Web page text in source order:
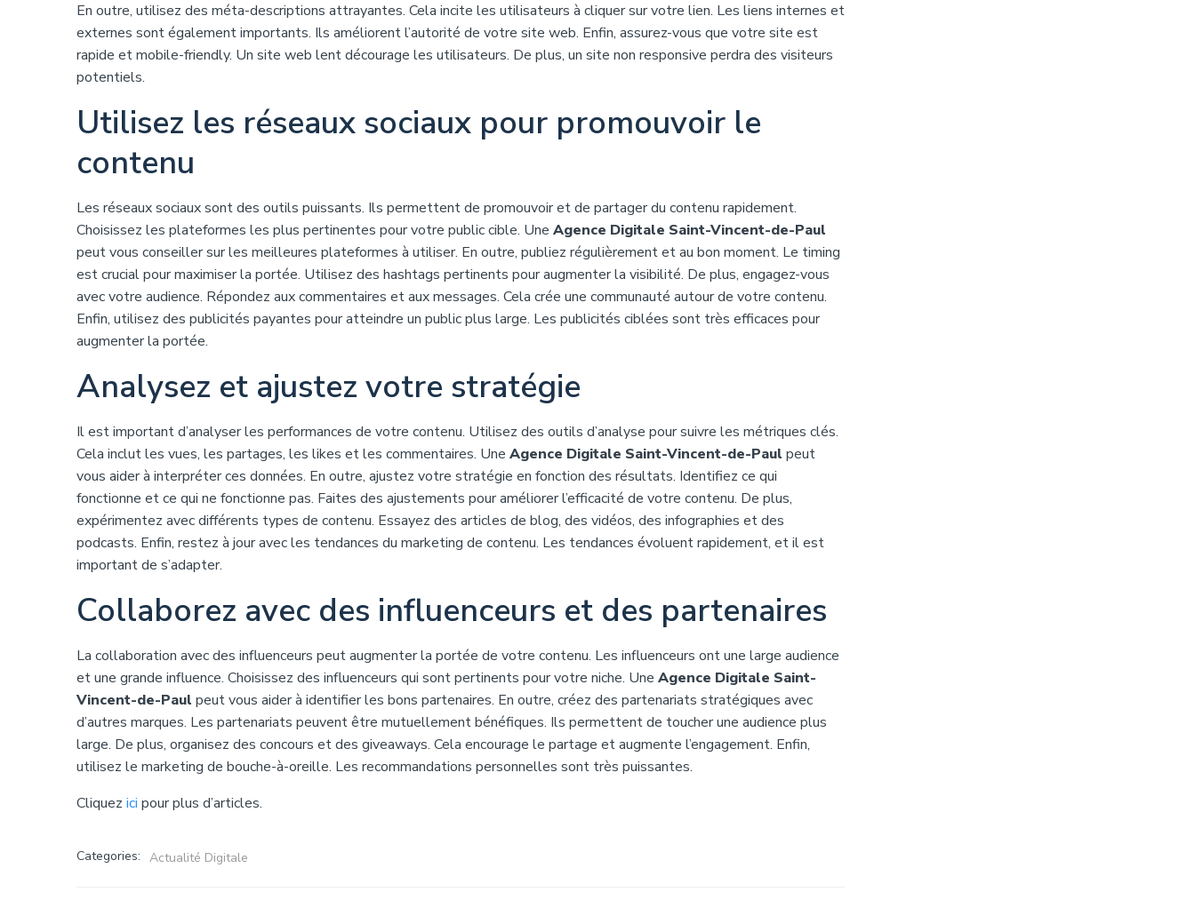
En outre, utilisez des méta-descriptions attrayantes. Cela incite les utilisateurs à cliquer sur votre lien. Les liens internes et
externes sont également importants. Ils améliorent l’autorité de votre site web. Enfin, assurez-vous que votre site est
rapide et mobile-friendly. Un site web lent décourage les utilisateurs. De plus, un site non responsive perdra des visiteurs
potentiels.
Utilisez les réseaux sociaux pour promouvoir le
contenu
Les réseaux sociaux sont des outils puissants. Ils permettent de promouvoir et de partager du contenu rapidement.
Choisissez les plateformes les plus pertinentes pour votre public cible. Une Agence Digitale Saint-Vincent-de-Paul
peut vous conseiller sur les meilleures plateformes à utiliser. En outre, publiez régulièrement et au bon moment. Le timing
est crucial pour maximiser la portée. Utilisez des hashtags pertinents pour augmenter la visibilité. De plus, engagez-vous
avec votre audience. Répondez aux commentaires et aux messages. Cela crée une communauté autour de votre contenu.
Enfin, utilisez des publicités payantes pour atteindre un public plus large. Les publicités ciblées sont très efficaces pour
augmenter la portée.
Analysez et ajustez votre stratégie
Il est important d’analyser les performances de votre contenu. Utilisez des outils d’analyse pour suivre les métriques clés.
Cela inclut les vues, les partages, les likes et les commentaires. Une Agence Digitale Saint-Vincent-de-Paul peut
vous aider à interpréter ces données. En outre, ajustez votre stratégie en fonction des résultats. Identifiez ce qui
fonctionne et ce qui ne fonctionne pas. Faites des ajustements pour améliorer l’efficacité de votre contenu. De plus,
expérimentez avec différents types de contenu. Essayez des articles de blog, des vidéos, des infographies et des
podcasts. Enfin, restez à jour avec les tendances du marketing de contenu. Les tendances évoluent rapidement, et il est
important de s’adapter.
Collaborez avec des influenceurs et des partenaires
La collaboration avec des influenceurs peut augmenter la portée de votre contenu. Les influenceurs ont une large audience
et une grande influence. Choisissez des influenceurs qui sont pertinents pour votre niche. Une Agence Digitale Saint-
Vincent-de-Paul peut vous aider à identifier les bons partenaires. En outre, créez des partenariats stratégiques avec
d’autres marques. Les partenariats peuvent être mutuellement bénéfiques. Ils permettent de toucher une audience plus
large. De plus, organisez des concours et des giveaways. Cela encourage le partage et augmente l’engagement. Enfin,
utilisez le marketing de bouche-à-oreille. Les recommandations personnelles sont très puissantes.
Cliquez ici pour plus d’articles.
Categories: Actualité Digitale